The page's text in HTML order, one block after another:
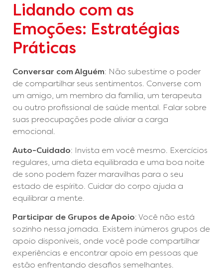
Lidando com as
Emoções: Estratégias
Práticas
Conversar com Alguém: Não subestime o poder
de compartilhar seus sentimentos. Converse com
um amigo, um membro da família, um terapeuta
ou outro profissional de saúde mental. Falar sobre
suas preocupações pode aliviar a carga
emocional.
Auto-Cuidado: Invista em você mesmo. Exercícios
regulares, uma dieta equilibrada e uma boa noite
de sono podem fazer maravilhas para o seu
estado de espírito. Cuidar do corpo ajuda a
equilibrar a mente.
Participar de Grupos de Apoio: Você não está
sozinho nessa jornada. Existem inúmeros grupos de
apoio disponíveis, onde você pode compartilhar
experiências e encontrar apoio em pessoas que
estão enfrentando desafios semelhantes.